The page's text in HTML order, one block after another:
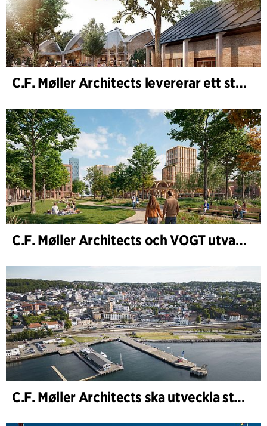
C.F. Møller Architects levererar ett starkt resultat för 2025
C.F. Møller Architects och VOGT utvalda att forma framtidens Hamburg-Altona
C.F. Møller Architects ska utveckla strategin för ”Knutepunkt Larvik och indre havn”